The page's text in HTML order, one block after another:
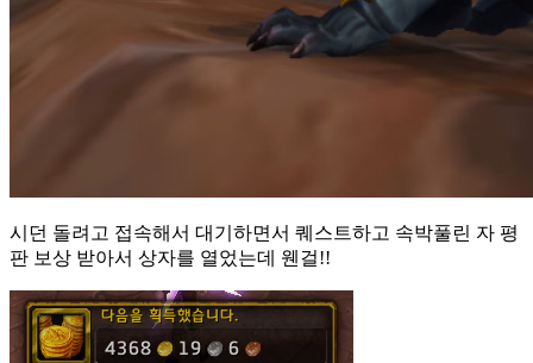
시던 돌려고 접속해서 대기하면서 퀘스트하고 속박풀린 자 평
판 보상 받아서 상자를 열었는데 웬걸!!